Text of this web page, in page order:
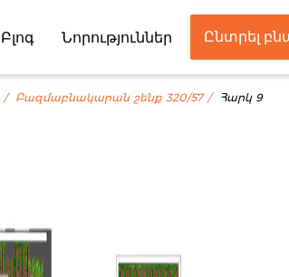
Բլոգ Նորություններ Ընտրել
Բազմաբնակարան շենք 320/57 Հարկ 9